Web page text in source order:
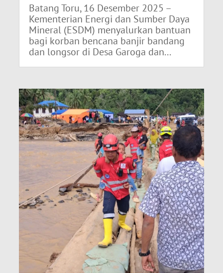
Batang Toru, 16 Desember 2025 –
Kementerian Energi dan Sumber Daya
Mineral (ESDM) menyalurkan bantuan
bagi korban bencana banjir bandang
dan longsor di Desa Garoga dan...